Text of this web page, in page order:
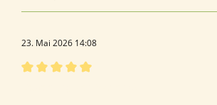
23. Mai 2026 14:08